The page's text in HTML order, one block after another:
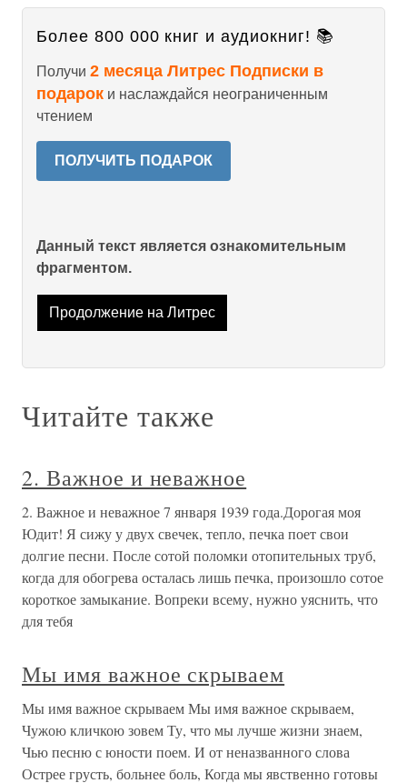
Более 800 000 книг и аудиокниг! 📚
Получи 2 месяца Литрес Подписки в
подарок и наслаждайся неограниченным
чтением
ПОЛУЧИТЬ ПОДАРОК
Данный текст является ознакомительным
фрагментом.
Продолжение на Литрес
Читайте также
2. Важное и неважное
2. Важное и неважное 7 января 1939 года.Дорогая моя
Юдит! Я сижу у двух свечек, тепло, печка поет свои
долгие песни. После сотой поломки отопительных труб,
когда для обогрева осталась лишь печка, произошло сотое
короткое замыкание. Вопреки всему, нужно уяснить, что
для тебя
Мы имя важное скрываем
Мы имя важное скрываем Мы имя важное скрываем,
Чужою кличкою зовем Ту, что мы лучше жизни знаем,
Чью песню с юности поем. И от неназванного слова
Острее грусть, больнее боль, Когда мы явственно готовы